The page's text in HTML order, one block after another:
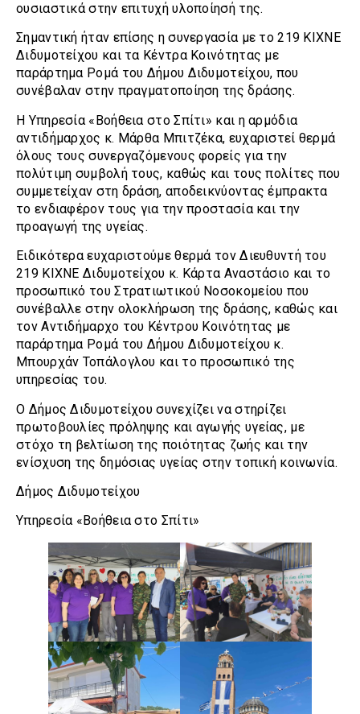
ουσιαστικά στην επιτυχή υλοποίησή της.
Σημαντική ήταν επίσης η συνεργασία με το 219 ΚΙΧΝΕ
Διδυμοτείχου και τα Κέντρα Κοινότητας με
παράρτημα Ρομά του Δήμου Διδυμοτείχου, που
συνέβαλαν στην πραγματοποίηση της δράσης.
Η Υπηρεσία «Βοήθεια στο Σπίτι» και η αρμόδια
αντιδήμαρχος κ. Μάρθα Μπιτζέκα, ευχαριστεί θερμά
όλους τους συνεργαζόμενους φορείς για την
πολύτιμη συμβολή τους, καθώς και τους πολίτες που
συμμετείχαν στη δράση, αποδεικνύοντας έμπρακτα
το ενδιαφέρον τους για την προστασία και την
προαγωγή της υγείας.
Ειδικότερα ευχαριστούμε θερμά τον Διευθυντή του
219 ΚΙΧΝΕ Διδυμοτείχου κ. Κάρτα Αναστάσιο και το
προσωπικό του Στρατιωτικού Νοσοκομείου που
συνέβαλλε στην ολοκλήρωση της δράσης, καθώς και
τον Αντιδήμαρχο του Κέντρου Κοινότητας με
παράρτημα Ρομά του Δήμου Διδυμοτείχου κ.
Μπουρχάν Τοπάλογλου και το προσωπικό της
υπηρεσίας του.
Ο Δήμος Διδυμοτείχου συνεχίζει να στηρίζει
πρωτοβουλίες πρόληψης και αγωγής υγείας, με
στόχο τη βελτίωση της ποιότητας ζωής και την
ενίσχυση της δημόσιας υγείας στην τοπική κοινωνία.
Δήμος Διδυμοτείχου
Υπηρεσία «Βοήθεια στο Σπίτι»